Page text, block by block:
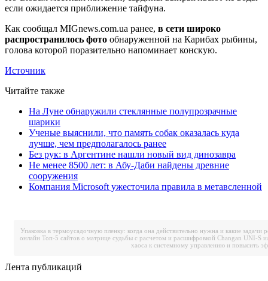
если ожидается приближение тайфуна.
Как сообщал MIGnews.com.uа ранее, в сети широко
распространилось фото обнаруженной на Карибах рыбины,
голова которой поразительно напоминает конскую.
Источник
Читайте также
На Луне обнаружили стеклянные полупрозрачные
шарики
Ученые выяснили, что память собак оказалась куда
лучше, чем предполагалось ранее
Без рук: в Аргентине нашли новый вид динозавра
Не менее 8500 лет: в Абу-Даби найдены древние
сооружения
Компания Microsoft ужесточила правила в метавсленной
Упаковка в термоусадочную пленку: когда она действительно нужна и какие задачи
онлайн Топ-5 сайтов о матрице судьбы с расчетом и расшифровкой Changan UNI-S
хаоса к системному управлению и повысить
Лента публикаций